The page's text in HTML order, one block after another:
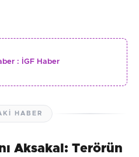
: İGF Haber
HABER
Aksakal: Terörün